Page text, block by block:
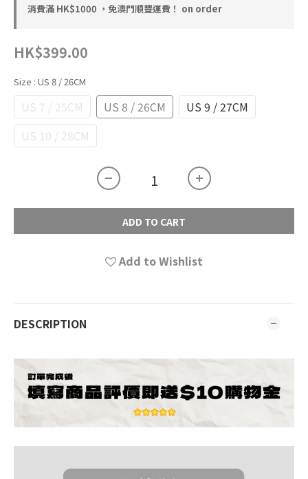
消費滿 HK$1000 ，免澳門順豐運費！ on order
HK$399.00
Size : US 8 / 26CM
US 7 / 25CM US 8 / 26CM
US 9 / 27CM
US 10 / 28CM
ADD TO CART
Add to Wishlist
DESCRIPTION